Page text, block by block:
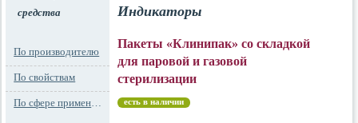
средства
По производителю
По свойствам
По сфере применения
Индикаторы
Пакеты «Клинипак» со складкой
для паровой и газовой
стерилизации
есть в наличии